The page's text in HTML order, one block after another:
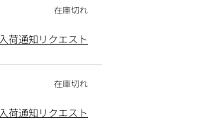
入荷通知リクエスト
入荷通知リクエスト